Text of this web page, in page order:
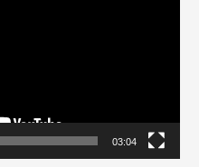
03:04